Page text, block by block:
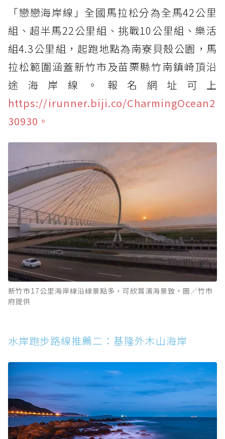
「戀戀海岸線」全國馬拉松分為全馬42公里
組、超半馬22公里組、挑戰10公里組、樂活
組4.3公里組，起跑地點為南寮貝殼公園，馬
拉松範圍涵蓋新竹市及苗栗縣竹南鎮崎頂沿
途海岸線。報名網址可上
https://irunner.biji.co/CharmingOcean2
30930。
新竹市17公里海岸線沿線景點多，可欣賞濱海景致。圖／竹市
府提供
水岸跑步路線推薦二：基隆外木山海岸